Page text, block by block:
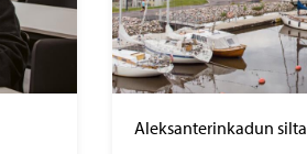
Aleksanterinkadun silta